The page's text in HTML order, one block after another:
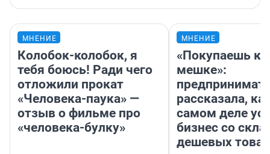
МНЕНИЕ
Колобок-колобок, я
тебя боюсь! Ради чего
отложили прокат
«Человека-паука» —
отзыв о фильме про
«человека-булку»
МНЕНИЕ
«Покупаешь
мешке»:
рассказала,
самом деле
бизнес со
дешевых